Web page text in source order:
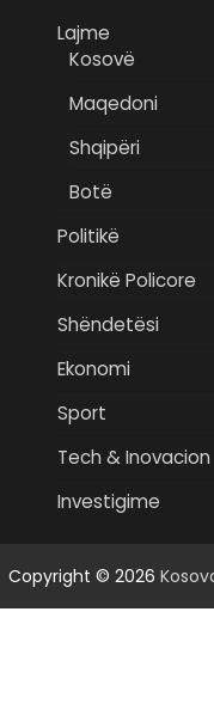
Lajme
Kosovë
Maqedoni
Shqipëri
Botë
Politikë
Kronikë Policore
Shëndetësi
Ekonomi
Sport
Tech & Inovacion
Investigime